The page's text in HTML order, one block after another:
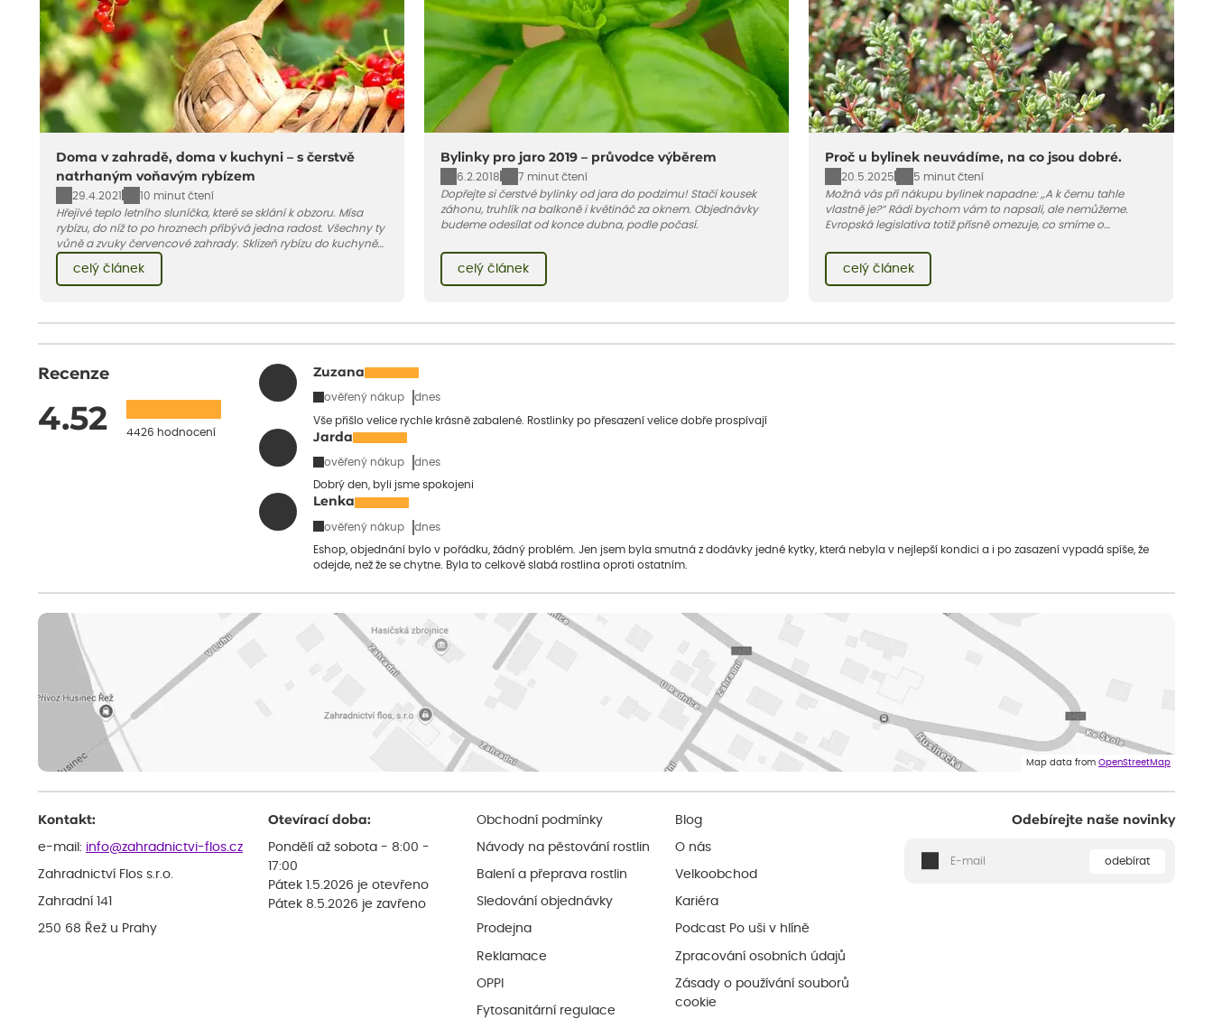
Doma v zahradě, doma v kuchyni – s čerstvě
natrhaným voňavým rybízem
29.4.2021
10 minut čtení
Hřejivé teplo letního sluníčka, které se sklání k obzoru. Mísa
rybízu, do níž to po hroznech přibývá jedna radost. Všechny ty
vůně a zvuky červencové zahrady. Sklizeň rybízu do kuchyně
vnese neuvěřitelný klid a radost. A taky trochu bezstarostnosti
dětství při mlsání babiččina drobenkového koláče s rybízem.
celý článek
Bylinky pro jaro 2019 – průvodce výběrem
6.2.2018
7 minut čtení
Dopřejte si čerstvé bylinky od jara do podzimu! Stačí kousek
záhonu, truhlík na balkoně i květináč za oknem. Objednávky
budeme odesílat od konce dubna, podle počasí.
celý článek
Proč u bylinek neuvádíme, na co jsou dobré.
20.5.2025
5 minut čtení
Možná vás při nákupu bylinek napadne: „A k čemu tahle
vlastně je?“ Rádi bychom vám to napsali, ale nemůžeme.
Evropská legislativa totiž přísně omezuje, co smíme o
vysvětlíme proč a kde podobné informace hledat jinde.
celý článek
Recenze
4.52 4426 hodnocení
Zuzana
ověřený nákup dnes
Vše přišlo velice rychle krásně zabalené. Rostlinky po přesazení velice dobře prospívají
Jarda
ověřený nákup dnes
Dobrý den, byli jsme spokojeni
Lenka
ověřený nákup dnes
Eshop, objednání bylo v pořádku, žádný problém. Jen jsem byla smutná z dodávky jedné kytky, která nebyla v nejlepší kondici a i po zasazení vypadá spíše, že
odejde, než že se chytne. Byla to celkově slabá rostlina oproti ostatním.
Map data from OpenStreetMap
Kontakt:
e-mail: info@zahradnictvi-flos.cz
Zahradnictví Flos s.r.o.
Zahradní 141
250 68 Řež u Prahy
Otevírací doba:
Pondělí až sobota - 8:00 -
17:00
Pátek 1.5.2026 je otevřeno
Pátek 8.5.2026 je zavřeno
Obchodní podmínky
Návody na pěstování rostlin
Balení a přeprava rostlin
Sledování objednávky
Prodejna
Reklamace
OPPI
Fytosanitární regulace
Blog
O nás
Velkoobchod
Kariéra
Podcast Po uši v hlíně
Zpracování osobních údajů
Zásady o používání souborů
cookie
Odebírejte naše novinky
odebírat